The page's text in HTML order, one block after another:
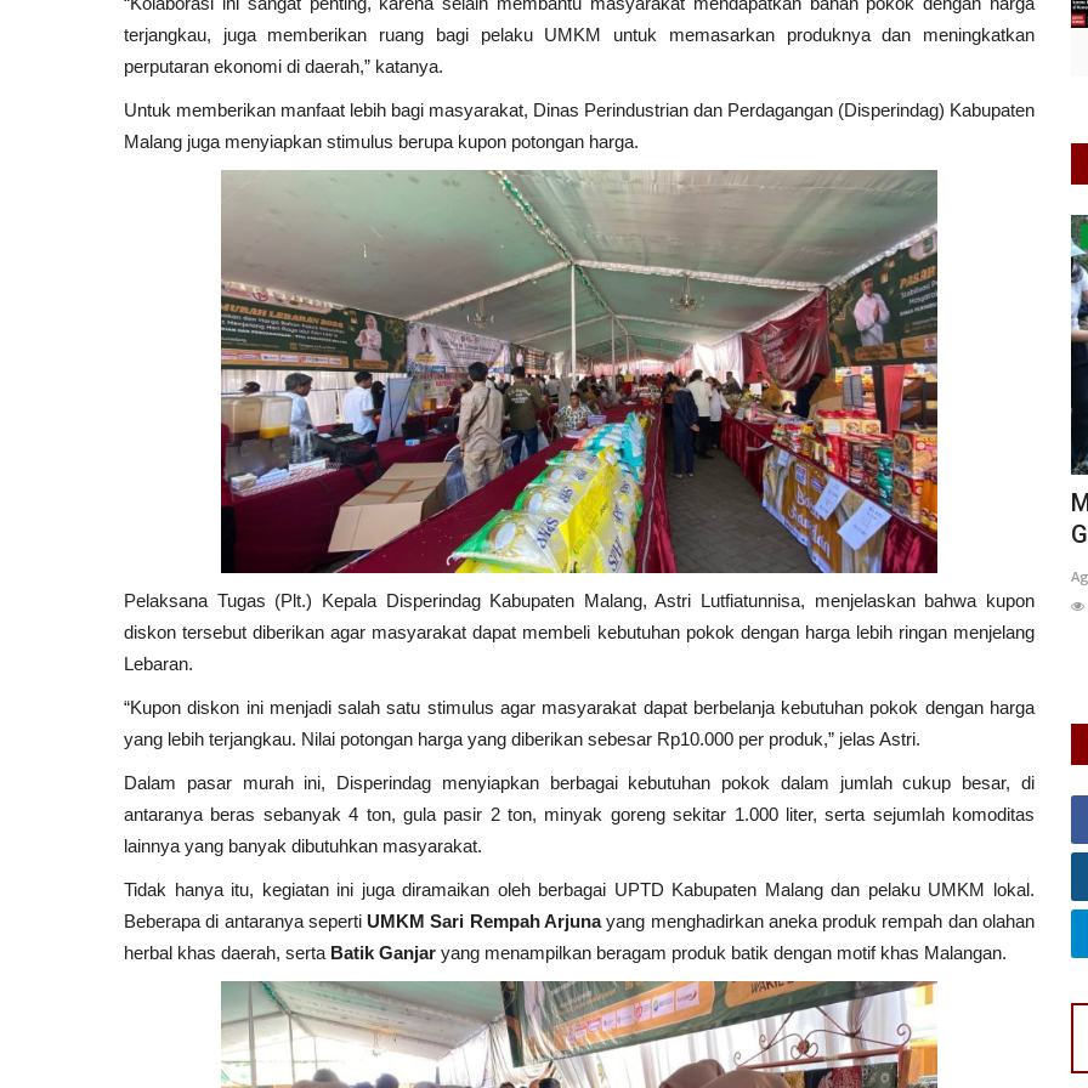
terjangkau, juga memberikan ruang bagi pelaku UMKM untuk memasarkan produknya dan meningkatkan
perputaran ekonomi di daerah,” katanya.
Untuk memberikan manfaat lebih bagi masyarakat, Dinas Perindustrian dan Perdagangan (Disperindag) Kabupaten
Malang juga menyiapkan stimulus berupa kupon potongan harga.
Pelaksana Tugas (Plt.) Kepala Disperindag Kabupaten Malang, Astri Lutfiatunnisa, menjelaskan bahwa kupon
diskon tersebut diberikan agar masyarakat dapat membeli kebutuhan pokok dengan harga lebih ringan menjelang
Lebaran.
“Kupon diskon ini menjadi salah satu stimulus agar masyarakat dapat berbelanja kebutuhan pokok dengan harga
yang lebih terjangkau. Nilai potongan harga yang diberikan sebesar Rp10.000 per produk,” jelas Astri.
Dalam pasar murah ini, Disperindag menyiapkan berbagai kebutuhan pokok dalam jumlah cukup besar, di
antaranya beras sebanyak 4 ton, gula pasir 2 ton, minyak goreng sekitar 1.000 liter, serta sejumlah komoditas
lainnya yang banyak dibutuhkan masyarakat.
Tidak hanya itu, kegiatan ini juga diramaikan oleh berbagai UPTD Kabupaten Malang dan pelaku UMKM lokal.
Beberapa di antaranya seperti UMKM Sari Rempah Arjunayang menghadirkan aneka produk rempah dan olahan
herbal khas daerah, serta Batik Ganjar yang menampilkan beragam produk batik dengan motif khas Malangan.
Matangkan Persiapan ke Turki, Warkop
Digital Poncokusumo...
WD DCreative Production Mar 7, 2026 Jawa Timur
KAB. MALANG
53Laporkan
Menjaga Bumi, Merawat Bait Allah:
Generasi Muda GSJA Jatim...
Agus Sugiarta Jun 27, 2026 Jawa Timur KAB. MALANG
25Laporkan